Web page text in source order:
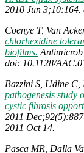
2010 Jun 3;10:164.
Coenye T, Van
chlorhexidine
biofilms. Antimicrob
doi: 10.1128/
Bazzini S, Udine C,
pathogenesis study
cystic fibrosis
2011
2011 Oct 14.
Pasca MR, Dalla